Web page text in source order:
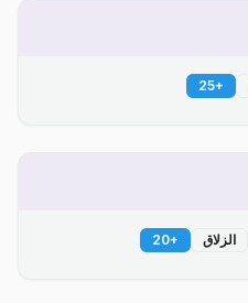
+
25
الزلاق +
20